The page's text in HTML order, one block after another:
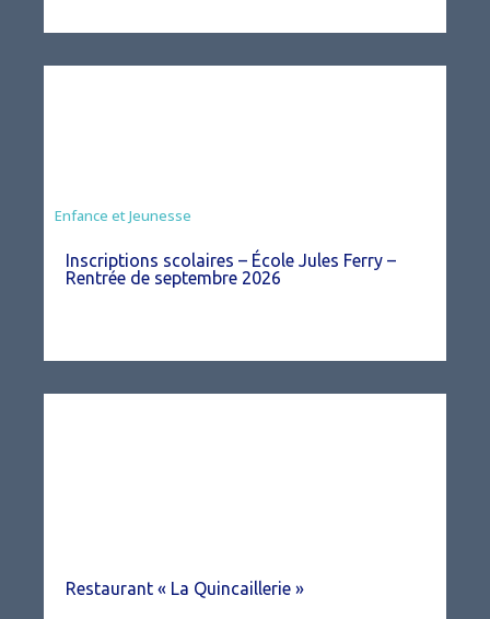
Enfance et Jeunesse
Inscriptions scolaires – École Jules Ferry –
Rentrée de septembre 2026
Restaurant « La Quincaillerie »